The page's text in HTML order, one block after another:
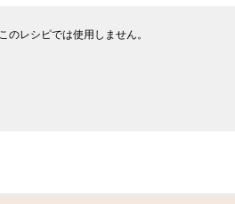
このレシピでは使用しません。